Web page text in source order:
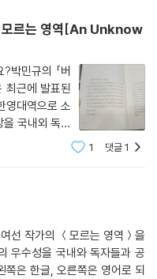
르는 영역[An Unknow
민규의 「버
최근에 발표된
영대역으로 소
국내외 독자
해요.매 계절
1 댓글1
선 작가의 ＜모르는 영역＞을
우수성을 국내와 독자들과 공
은 한글, 오른쪽은 영어로 되